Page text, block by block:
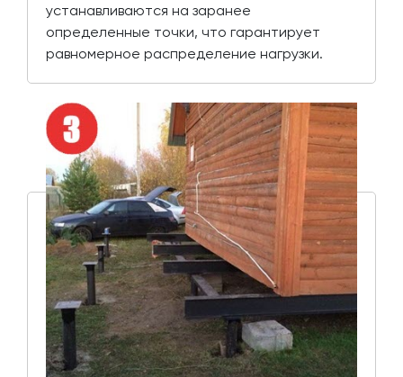
устанавливаются на заранее
определенные точки, что гарантирует
равномерное распределение нагрузки.